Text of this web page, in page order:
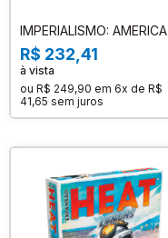
IMPERIALISMO: AMERICA
R$ 232,41
à vista
ou R$ 249,90 em 6x de R$
41,65 sem juros